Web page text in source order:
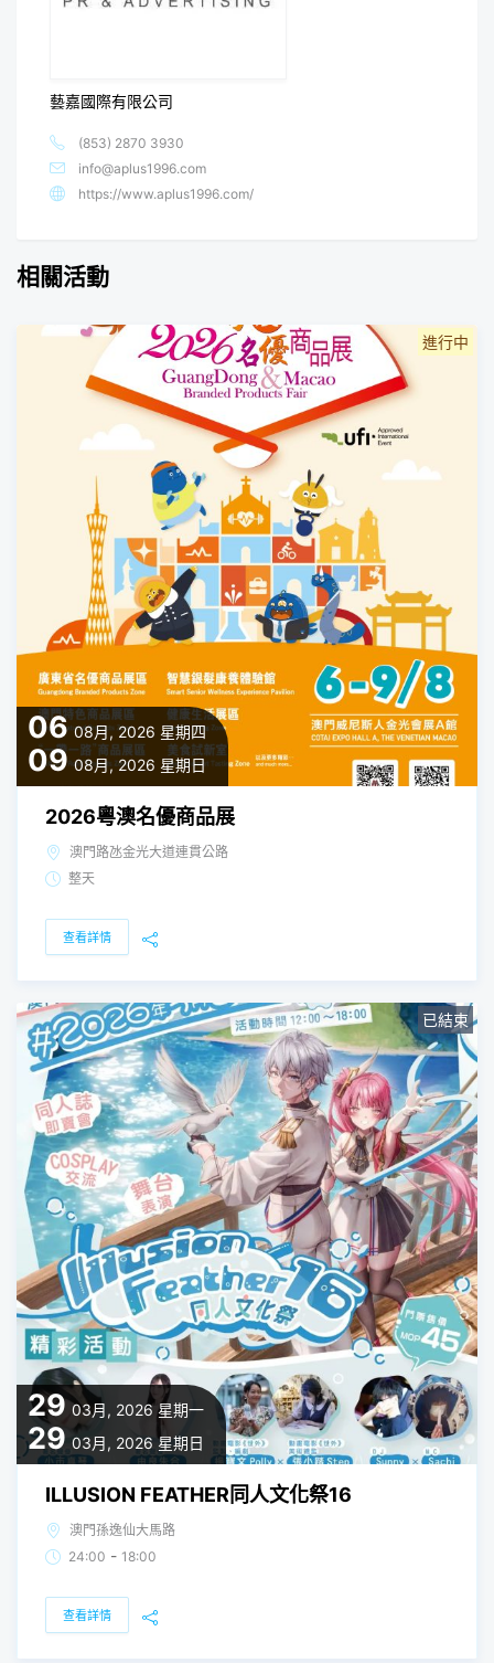
藝嘉國際有限公司
(853) 2870 3930
info@aplus1996.com
https://www.aplus1996.com/
相關活動
06 08月, 2026 星期四
09 08月, 2026 星期日
進行中
2026粵澳名優商品展
澳門路氹金光大道連貫公路
整天
查看詳情
29 03月, 2026 星期一
29 03月, 2026 星期日
已結束
ILLUSION FEATHER同人文化祭16
澳門孫逸仙大馬路
24:00 - 18:00
查看詳情